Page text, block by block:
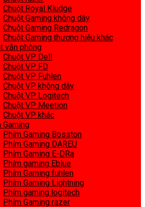
Chuột Royal Kludge
Chuột Gaming không dây
Chuột Gaming Redragon
Chuột Gaming thương hiệu khác
văn phòng
Chuột VP Dell
Chuột VP FD
Chuột VP Fuhlen
Chuột VP không dây
Chuột VP Logitech
Chuột VP Meetion
Chuột VP khác
Gaming
Phím Gaming Bosston
Phím Gaming DAREU
Phím Gaming E-DRa
Phím gaming Eblue
Phím Gaming fuhlen
Phím Gaming Lightning
Phím gaming logitech
Phím Gaming razer